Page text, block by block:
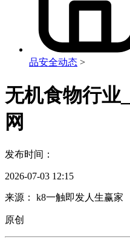
品安全动态 >
无机食物行业
网
发布时间：
2026-07-03 12:15
来源： k8一触即发人生赢家
原创